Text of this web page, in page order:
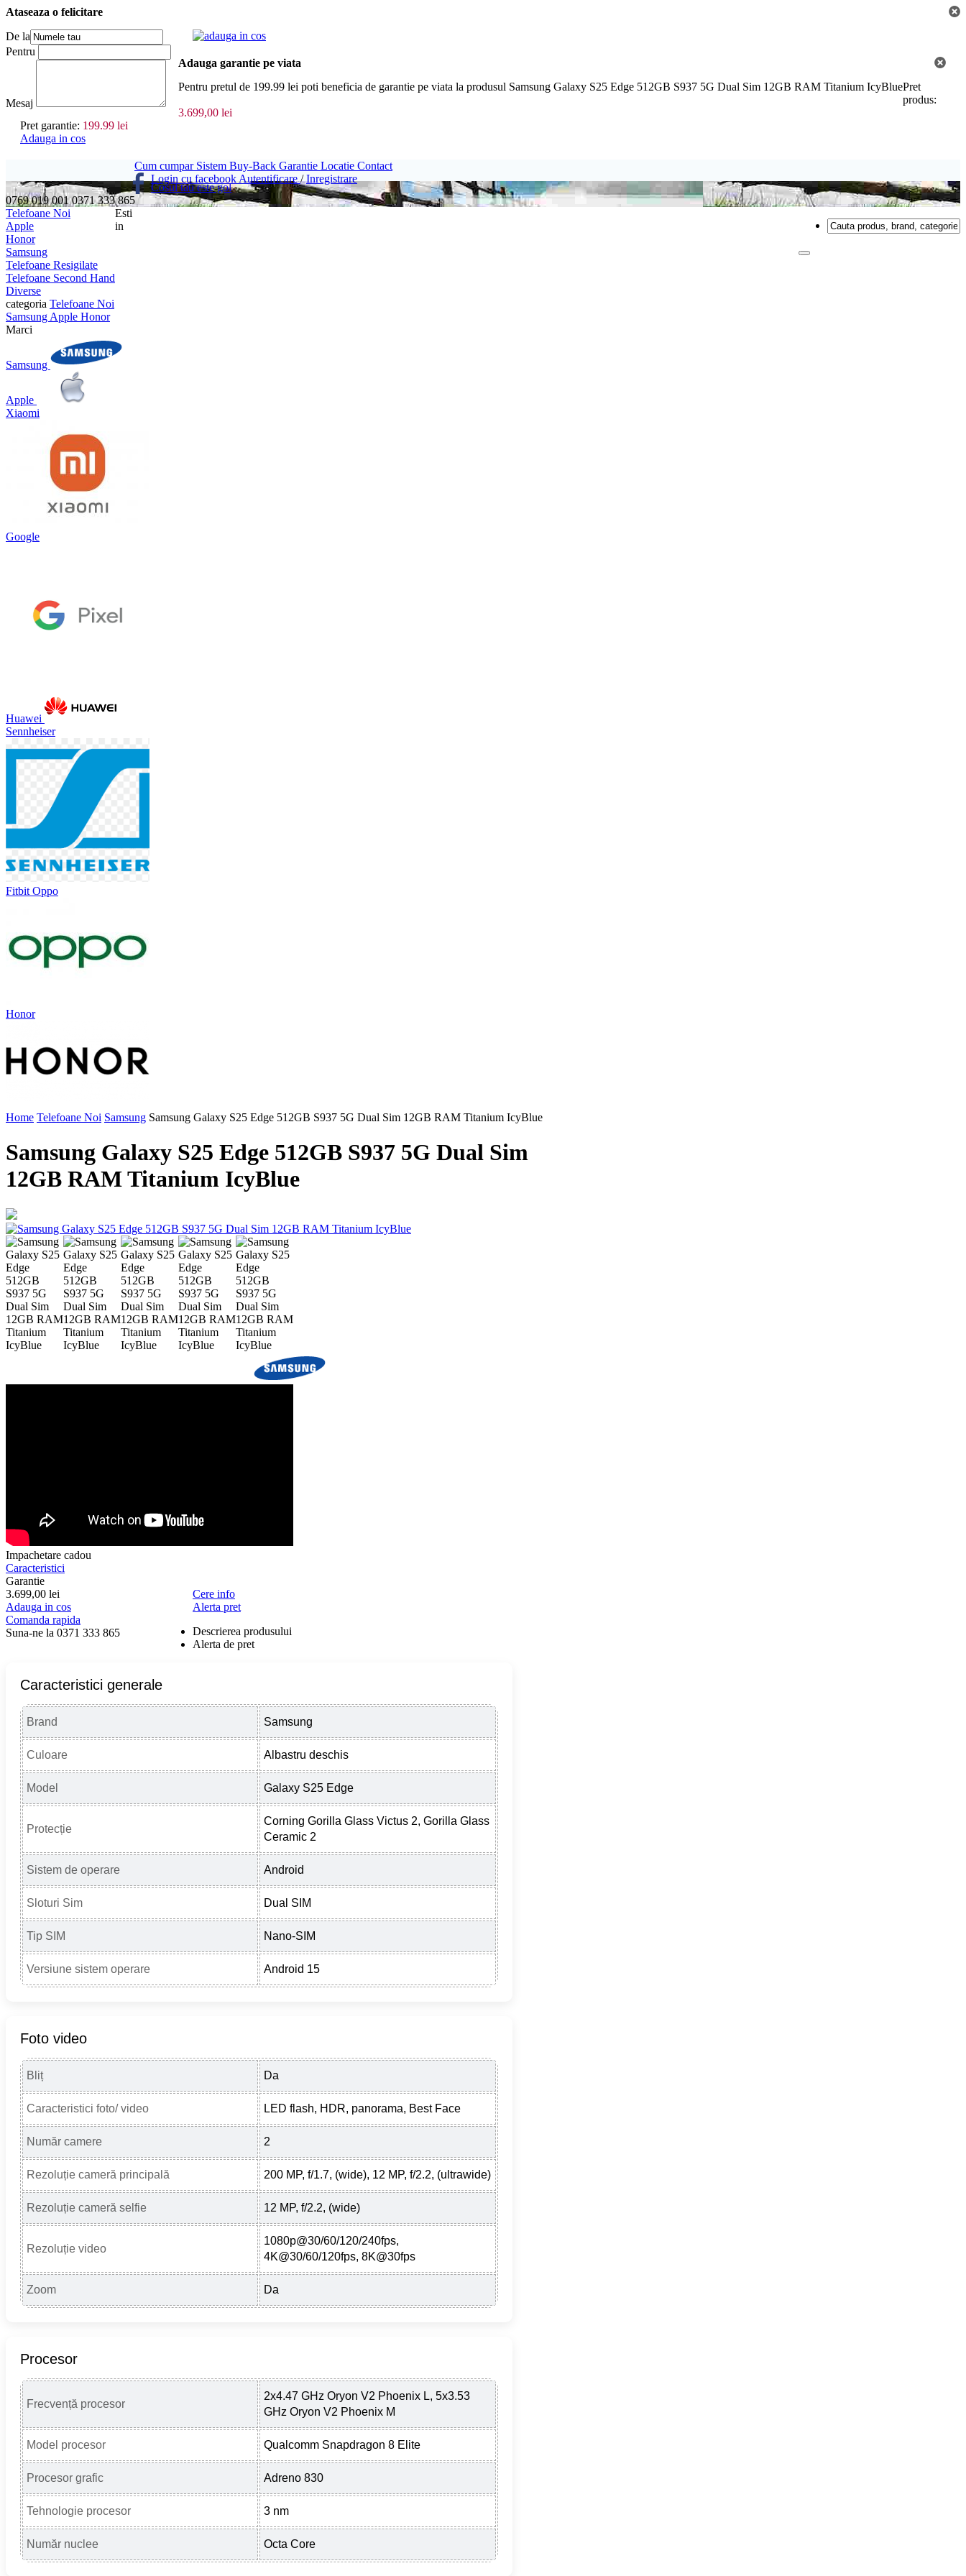
Ataseaza o felicitare
De la
Pentru
Mesaj
adauga in cos
Adauga garantie pe viata
Pentru pretul de 199.99 lei poti beneficia de garantie pe viata la produsul Samsung Galaxy S25 Edge 512GB S937 5G Dual Sim 12GB RAM Titanium IcyBluePret
produs:
3.699,00 lei
Pret garantie: 199.99 lei
Adauga in cos
Cum cumpar Sistem Buy-Back Garantie Locatie Contact
Login cu facebookAutentificare /Inregistrare
Cosul tau este gol
0769 019 001 0371 333 865
Telefoane Noi
Apple
Honor
Samsung
Telefoane Resigilate
Telefoane Second Hand
Diverse
Esti
in
categoria Telefoane Noi
Samsung Apple Honor
Marci
Samsung
Apple
Xiaomi
Google
Huawei
Sennheiser
Fitbit Oppo
Honor
Home Telefoane Noi Samsung Samsung Galaxy S25 Edge 512GB S937 5G Dual Sim 12GB RAM Titanium IcyBlue
Samsung Galaxy S25 Edge 512GB S937 5G Dual Sim
12GB RAM Titanium IcyBlue
Impachetare cadou
Caracteristici
Garantie
3.699,00 lei
Adauga in cos
Comanda rapida
Suna-ne la 0371 333 865
Cere info
Alerta pret
Descrierea produsului
Alerta de pret
Caracteristici generale
Brand Samsung
Culoare Albastru deschis
Model Galaxy S25 Edge
Protecție
Corning Gorilla Glass Victus 2, Gorilla Glass
Ceramic 2
Sistem de operare Android
Sloturi Sim Dual SIM
Tip SIM Nano-SIM
Versiune sistem operare Android 15
Foto video
Bliț Da
Caracteristici foto/ video LED flash, HDR, panorama, Best Face
Număr camere 2
Rezoluție cameră principală 200 MP, f/1.7, (wide), 12 MP, f/2.2, (ultrawide)
Rezoluție cameră selfie 12 MP, f/2.2, (wide)
Rezoluție video
1080p@30/60/120/240fps,
4K@30/60/120fps, 8K@30fps
Zoom Da
Procesor
Frecvență procesor
2x4.47 GHz Oryon V2 Phoenix L, 5x3.53
GHz Oryon V2 Phoenix M
Model procesor Qualcomm Snapdragon 8 Elite
Procesor grafic Adreno 830
Tehnologie procesor 3 nm
Număr nuclee Octa Core